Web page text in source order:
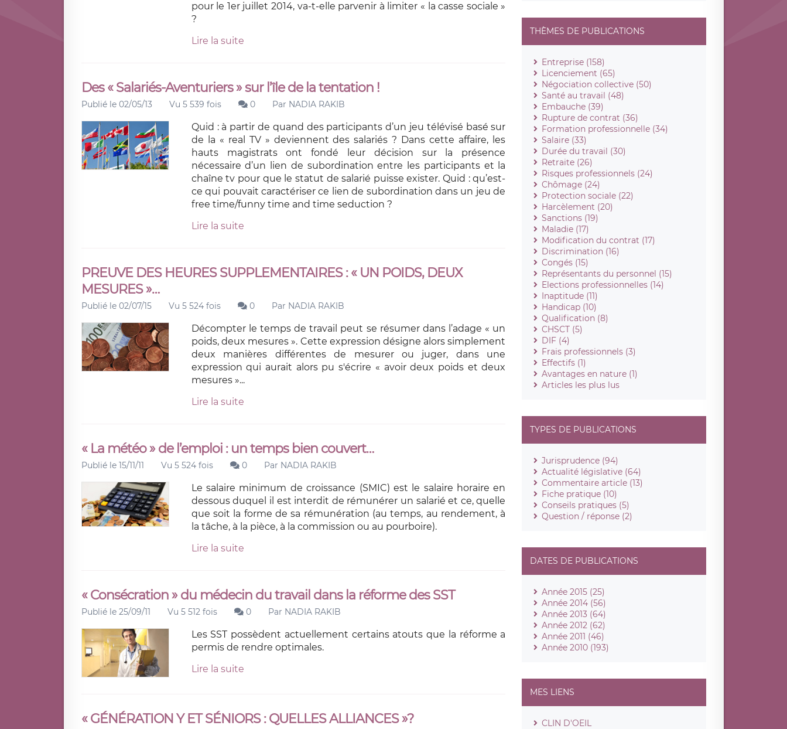
pour le 1er juillet 2014, va-t-elle parvenir à limiter « la casse sociale »
?
Lire la suite
Des « Salariés-Aventuriers » sur l’île de la tentation !
Publié le 02/05/13 Vu 5 539 fois 0 Par NADIA RAKIB
Quid : à partir de quand des participants d’un jeu télévisé basé sur
de la « real TV » deviennent des salariés ? Dans cette affaire, les
hauts magistrats ont fondé leur décision sur la présence
nécessaire d’un lien de subordination entre les participants et la
chaîne tv pour que le statut de salarié puisse exister. Quid : qu’est-
ce qui pouvait caractériser ce lien de subordination dans un jeu de
free time/funny time and time seduction ?
Lire la suite
PREUVE DES HEURES SUPPLEMENTAIRES : « UN POIDS, DEUX
MESURES »…
Publié le 02/07/15 Vu 5 524 fois 0 Par NADIA RAKIB
Décompter le temps de travail peut se résumer dans l’adage « un
poids, deux mesures ». Cette expression désigne alors simplement
deux manières différentes de mesurer ou juger, dans une
expression qui aurait alors pu s'écrire « avoir deux poids et deux
mesures »...
Lire la suite
« La météo » de l’emploi : un temps bien couvert…
Publié le 15/11/11 Vu 5 524 fois 0 Par NADIA RAKIB
Le salaire minimum de croissance (SMIC) est le salaire horaire en
dessous duquel il est interdit de rémunérer un salarié et ce, quelle
que soit la forme de sa rémunération (au temps, au rendement, à
la tâche, à la pièce, à la commission ou au pourboire).
Lire la suite
« Consécration » du médecin du travail dans la réforme des SST
Publié le 25/09/11 Vu 5 512 fois 0 Par NADIA RAKIB
Les SST possèdent actuellement certains atouts que la réforme a
permis de rendre optimales.
Lire la suite
« GÉNÉRATION Y ET SÉNIORS : QUELLES ALLIANCES »?
THÈMES DE PUBLICATIONS
Entreprise (158)
Licenciement (65)
Négociation collective (50)
Santé au travail (48)
Embauche (39)
Rupture de contrat (36)
Formation professionnelle (34)
Salaire (33)
Durée du travail (30)
Retraite (26)
Risques professionnels (24)
Chômage (24)
Protection sociale (22)
Harcèlement (20)
Sanctions (19)
Maladie (17)
Modification du contrat (17)
Discrimination (16)
Congés (15)
Représentants du personnel (15)
Elections professionnelles (14)
Inaptitude (11)
Handicap (10)
Qualification (8)
CHSCT (5)
DIF (4)
Frais professionnels (3)
Effectifs (1)
Avantages en nature (1)
Articles les plus lus
TYPES DE PUBLICATIONS
Jurisprudence (94)
Actualité législative (64)
Commentaire article (13)
Fiche pratique (10)
Conseils pratiques (5)
Question / réponse (2)
DATES DE PUBLICATIONS
Année 2015 (25)
Année 2014 (56)
Année 2013 (64)
Année 2012 (62)
Année 2011 (46)
Année 2010 (193)
MES LIENS
CLIN D'OEIL